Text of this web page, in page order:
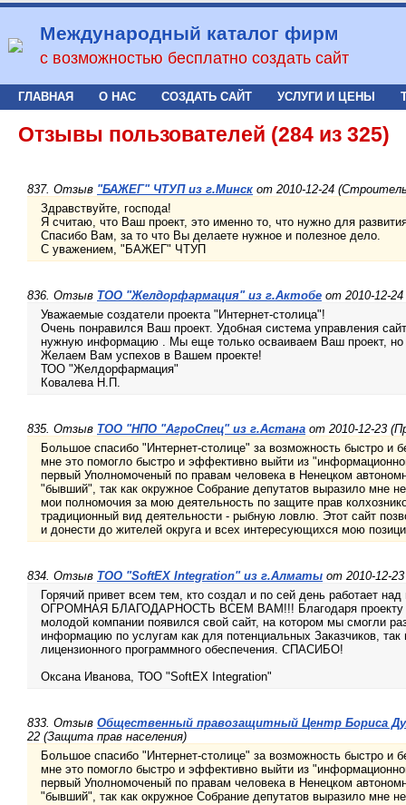
Международный каталог фирм
с возможностью бесплатно создать сайт
ГЛАВНАЯ О НАС СОЗДАТЬ САЙТ УСЛУГИ И ЦЕНЫ
Отзывы пользователей (284 из 325)
837. Отзыв "БАЖЕГ" ЧТУП из г.Минск от 2010-12-24
Здравствуйте, господа!
Я считаю, что Ваш проект, это именно то, что нужно для
Спасибо Вам, за то что Вы делаете нужное и полезное дело.
С уважением, "БАЖЕГ" ЧТУП
836. Отзыв ТОО "Желдорфармация" из г.Актобе от 2010-12-
Уважаемые создатели проекта "Интернет-столица"!
Очень понравился Ваш проект. Удобная система управления
нужную информацию . Мы еще только осваиваем Ваш проект, но
Желаем Вам успехов в Вашем проекте!
ТОО "Желдорфармация"
Ковалева Н.П.
835. Отзыв ТОО "НПО "АгроСпец" из г.Астана от 2010-12-23
Большое спасибо "Интернет-столице" за возможность быстро и
мне это помогло быстро и эффективно выйти из
первый Уполномоченый по правам человека в Ненецком
"бывший", так как окружное Собрание депутатов выразило мне
мои полномочия за мою деятельность по защите прав
традиционный вид деятельности - рыбную ловлю. Этот сайт
и донести до жителей округа и всех интересующихся мою
834. Отзыв ТОО "SoftEX Integration" из г.Алматы от 2010-12-
Горячий привет всем тем, кто создал и по сей день работает
ОГРОМНАЯ БЛАГОДАРНОСТЬ ВСЕМ ВАМ!!! Благодаря проекту
молодой компании появился свой сайт, на котором мы смогли
информацию по услугам как для потенциальных Заказчиков,
лицензионного программного обеспечения. СПАСИБО!
Оксана Иванова, ТОО "SoftEX Integration"
833. Отзыв Общественный правозащитный Центр Бориса
22 (Защита прав населения)
Большое спасибо "Интернет-столице" за возможность быстро и
мне это помогло быстро и эффективно выйти из
первый Уполномоченый по правам человека в Ненецком
"бывший", так как окружное Собрание депутатов выразило мне